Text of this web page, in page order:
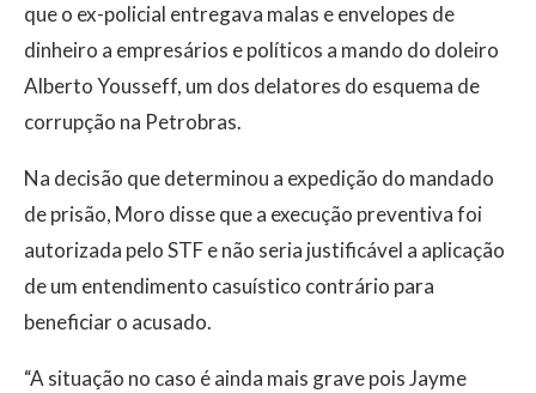
que o ex-policial entregava malas e envelopes de
dinheiro a empresários e políticos a mando do doleiro
Alberto Yousseff, um dos delatores do esquema de
corrupção na Petrobras.
Na decisão que determinou a expedição do mandado
de prisão, Moro disse que a execução preventiva foi
autorizada pelo STF e não seria justificável a aplicação
de um entendimento casuístico contrário para
beneficiar o acusado.
“A situação no caso é ainda mais grave pois Jayme